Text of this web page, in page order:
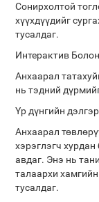
Сонирхолтой
хүүхдүүдийг
тусалдаг.
Интерактив
Анхаарал
нь тэдний
Үр дүнгийн
Анхаарал
хэрэглэгч хурдан
авдаг. Энэ нь
талаархи
тусалдаг.